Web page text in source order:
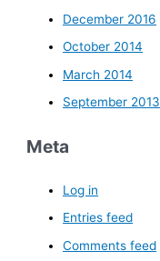
December 2016
October 2014
March 2014
September 2013
Meta
Log in
Entries feed
Comments feed